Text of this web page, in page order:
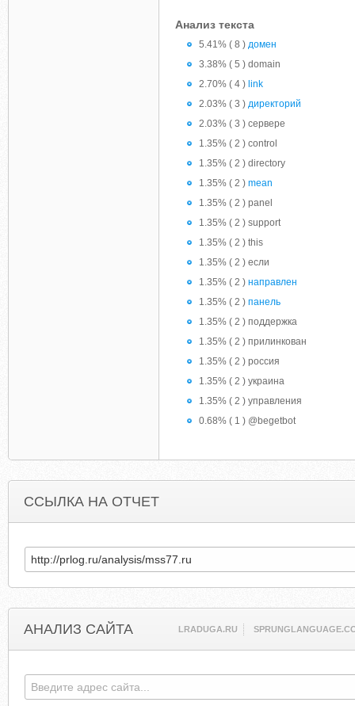
Анализ текста
5.41% ( 8 ) домен
3.38% ( 5 ) domain
2.70% ( 4 ) link
2.03% ( 3 ) директорий
2.03% ( 3 ) сервере
1.35% ( 2 ) control
1.35% ( 2 ) directory
1.35% ( 2 ) mean
1.35% ( 2 ) panel
1.35% ( 2 ) support
1.35% ( 2 ) this
1.35% ( 2 ) если
1.35% ( 2 ) направлен
1.35% ( 2 ) панель
1.35% ( 2 ) поддержка
1.35% ( 2 ) прилинкован
1.35% ( 2 ) россия
1.35% ( 2 ) украина
1.35% ( 2 ) управления
0.68% ( 1 ) @begetbot
ССЫЛКА НА ОТЧЕТ
АНАЛИЗ САЙТА LRADUGA.RU